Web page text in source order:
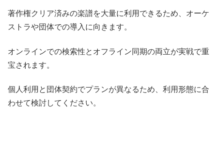
著作権クリア済みの楽譜を大量に利用できるため、オーケ
ストラや団体での導入に向きます。
オンラインでの検索性とオフライン同期の両立が実戦で重
宝されます。
個人利用と団体契約でプランが異なるため、利用形態に合
わせて検討してください。